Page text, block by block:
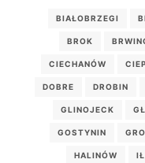
BIAŁOBRZEGI
BROK
CIECHANÓW
DOBRE DROBIN
GLINOJECK
GOSTYNIN
HALINÓW